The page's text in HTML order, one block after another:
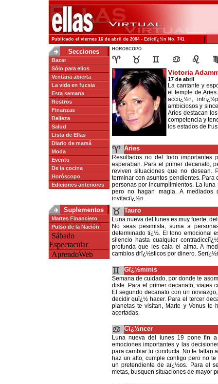
Publicado el viernes 16 de abril de 2004 - Ediciï¿½n No. 741 |
Secciones
Bazar
Sólo para ellos
Ventana abierta
La vida en fucsia
Esta semana
Rostros
Finanzas
Belleza
Salud
Lista de Ellas
Diario de mamá
Moda
Evento
De la cocina
Horóscopo
Ediciones anteriores
Suplementos
Martes Financiero
Pulso de la Nación
Sábado
Espectacular
AprendoWeb
HOROSCOPO
Victoria
17 de abril
La cantante y
el temple de
acciï¿½n,
ambiciosos y
Aries destacan
competencia y
los estados de
Aries
Resultados no del todo importantes
esperaban. Para el primer decanato,
reviven situaciones que no desean.
terminar con asuntos pendientes.
personas por incumplimientos. La
pero no hagan magia. A
invitaciï¿½n.
Tauro
Luna nueva del lunes es muy fuerte,
No seas pesimista, suma a
determinado tï¿½. El tono emocional
silencio hasta cualquier
profunda que les cala el alma. A
cambios drï¿½sticos por dinero.
Gï¿½minis
Semana de cuidado, por donde te
diste. Para el primer decanato, viajes
El segundo decanato con un
decidir quï¿½ hacer. Para el tercer
planetas te visitan, Marte y Venus te
acertadas.
Cï¿½ncer
Luna nueva del lunes 19 pone fin
emociones importantes y las
para cambiar tu conducta. No te faltan
haz un alto, cumple contigo pero no
un pretendiente de aï¿½os. Para el
metas, busquen situaciones de mayor